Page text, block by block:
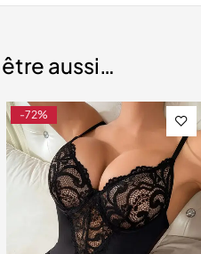
aussi…
-72%